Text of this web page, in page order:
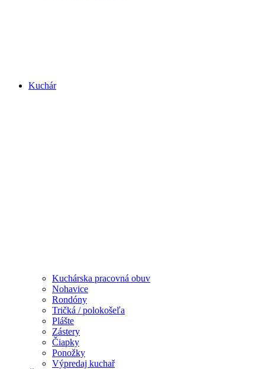
Kuchár
Kuchárska pracovná obuv
Nohavice
Rondóny
Tričká / polokošeľa
Plášte
Zástery
Čiapky
Ponožky
Výpredaj kuchař